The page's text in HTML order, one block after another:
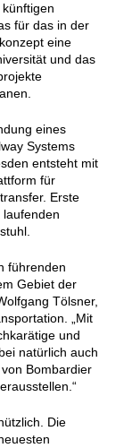
für das in der
eine
und das
eines
Systems
entsteht mit
für
Erste
laufenden
führenden
Gebiet der
Tölsner,
„Mit
und
natürlich auch
Bombardier
Die